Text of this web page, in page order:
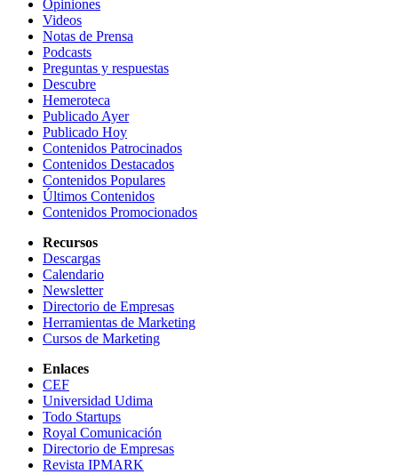
Opiniones
Videos
Notas de Prensa
Podcasts
Preguntas y respuestas
Descubre
Hemeroteca
Publicado Ayer
Publicado Hoy
Contenidos Patrocinados
Contenidos Destacados
Contenidos Populares
Últimos Contenidos
Contenidos Promocionados
Recursos
Descargas
Calendario
Newsletter
Directorio de Empresas
Herramientas de Marketing
Cursos de Marketing
Enlaces
CEF
Universidad Udima
Todo Startups
Royal Comunicación
Directorio de Empresas
Revista IPMARK